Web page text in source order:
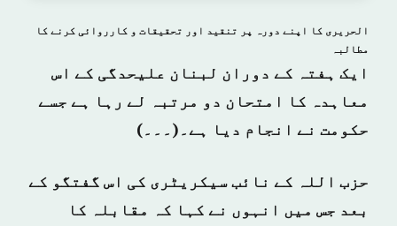
الحریری کا اپنے دورہ پر تنقید اور تحقیقات و کارروائی کرنے کا
مطالبہ
ایک ہفتہ کے دوران لبنان علیحدگی کے اس
معاہدہ کا امتحان دو مرتبہ لے رہا ہے جسے
حکومت نے انجام دیا ہے۔(۔۔۔)
حزب اللہ کے نائب سیکریٹری کی اس گفتگو کے
بعد جس میں انہوں نے کہا کہ مقابلہ کا